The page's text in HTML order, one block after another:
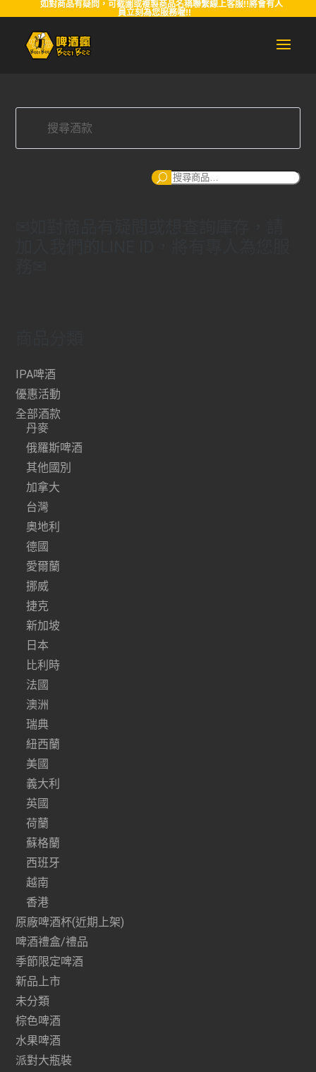
如對商品有疑問，可截圖或複製商品名稱聯繫線上客服!!將會有人
員立刻為您服務喔!!
搜
IPA啤酒
優惠活動
全部酒款
丹麥
俄羅斯啤酒
其他國別
加拿大
台灣
奧地利
德國
愛爾蘭
挪威
捷克
新加坡
日本
比利時
法國
澳洲
瑞典
紐西蘭
美國
義大利
英國
荷蘭
蘇格蘭
西班牙
越南
香港
原廠啤酒杯(近期上架)
啤酒禮盒/禮品
季節限定啤酒
新品上市
未分類
棕色啤酒
水果啤酒
派對大瓶裝